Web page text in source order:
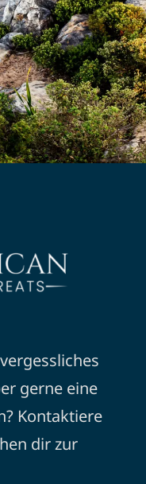
gerne eine
Kontaktiere
dir zur